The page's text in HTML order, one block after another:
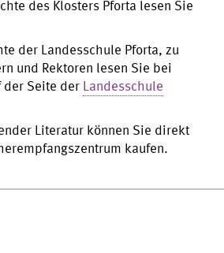
des Klosters Pforta lesen Sie
der Landesschule Pforta, zu
und Rektoren lesen Sie bei
der Seite der Landesschule
Literatur können Sie direkt
kaufen.